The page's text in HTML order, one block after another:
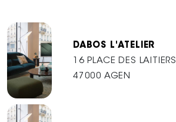
DABOS L'ATELIER
16 PLACE DES LAITIERS
47000 AGEN